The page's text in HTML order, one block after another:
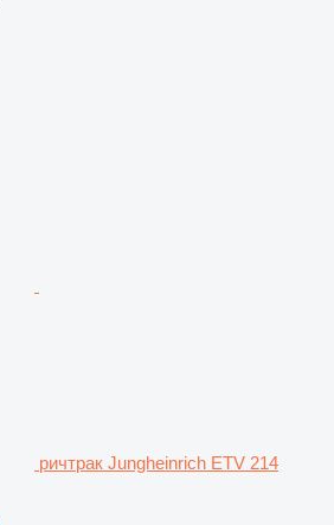
ричтрак Jungheinrich ETV 214